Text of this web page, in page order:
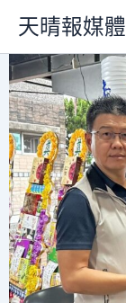
主
要
內
容
天晴報媒體